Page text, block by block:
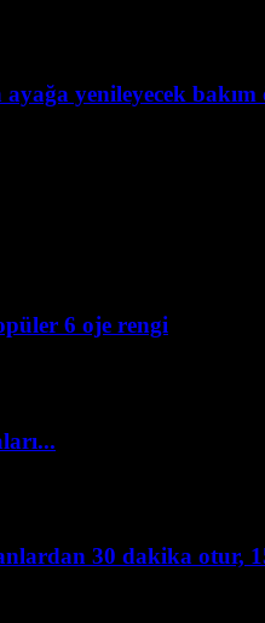
yenileyecek
6 oje rengi
30 dakika otur,